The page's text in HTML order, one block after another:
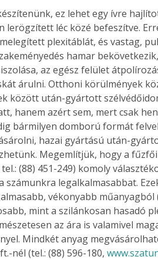
ez lehet egy ívre
lerögzített léc közé befeszítve.
plexitáblát, és vastag,
hamar
az egész felület
árulni. Otthoni körülmények
között után-gyártott
hanem azért sem, mert csak
bármilyen domború formát
hazai gyártású után-
Megemlítjük, hogy a fűzfői
(88) 451-249) komoly
legalkalmasabbat.
vékonyabb
mint a szilánkosan hasadó
az ára is valamivel
Mindkét anyag
nél (tel.: (88) 596-180,